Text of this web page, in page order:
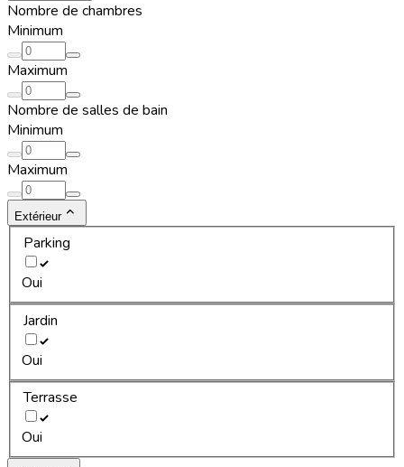
Nombre de chambres
Minimum
Maximum
Nombre de salles de bain
Minimum
Maximum
Extérieur
Parking
Oui
Jardin
Oui
Terrasse
Oui